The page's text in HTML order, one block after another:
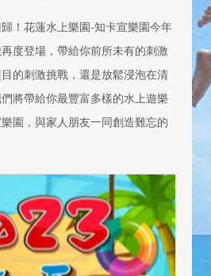
！花蓮水上樂園-知卡宣樂園今年
度登場，帶給你前所未有的刺激
的刺激挑戰，還是放鬆浸泡在清
將帶給你最豐富多樣的水上遊樂
園，與家人朋友一同創造難忘的